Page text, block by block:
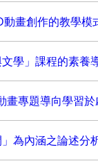
畫創作的教學模
文學」課程的素
畫專題導向學習
為內涵之論述分